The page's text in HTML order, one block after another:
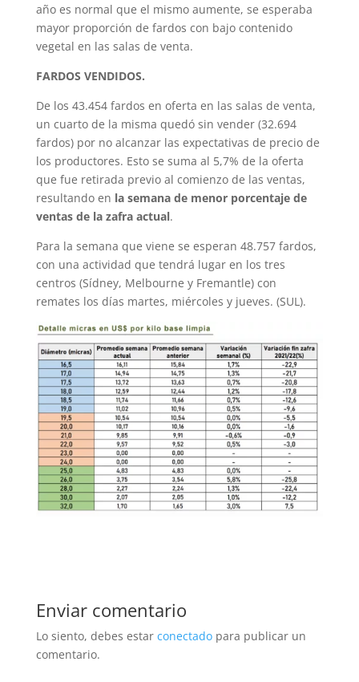
año es normal que el mismo aumente, se esperaba
mayor proporción de fardos con bajo contenido
vegetal en las salas de venta.
FARDOS VENDIDOS.
De los 43.454 fardos en oferta en las salas de venta,
un cuarto de la misma quedó sin vender (32.694
fardos) por no alcanzar las expectativas de precio de
los productores. Esto se suma al 5,7% de la oferta
que fue retirada previo al comienzo de las ventas,
resultando en la semana de menor porcentaje de
ventas de la zafra actual.
Para la semana que viene se esperan 48.757 fardos,
con una actividad que tendrá lugar en los tres
centros (Sídney, Melbourne y Fremantle) con
remates los días martes, miércoles y jueves. (SUL).
Enviar comentario
Lo siento, debes estar conectadopara publicar un
comentario.